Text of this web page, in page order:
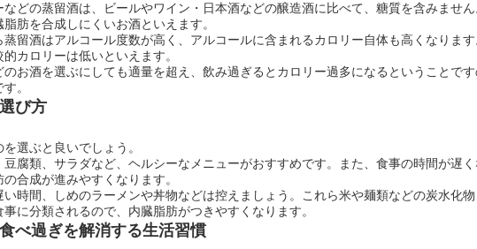
どの蒸留酒は、ビールやワイン・日本酒などの醸造酒に比べて、糖質を含みません
肪を合成しにくいお酒といえます。
蒸留酒はアルコール度数が高く、アルコールに含まれるカロリー自体も高くなります
カロリーは低いといえます。
のお酒を選ぶにしても適量を超え、飲み過ぎるとカロリー過多になるということで
。
び方
選ぶと良いでしょう。
豆腐類、サラダなど、ヘルシーなメニューがおすすめです。また、食事の時間が遅く
合成が進みやすくなります。
時間、しめのラーメンや丼物などは控えましょう。これら米や麺類などの炭水化物
に分類されるので、内臓脂肪がつきやすくなります。
べ過ぎを解消する生活習慣